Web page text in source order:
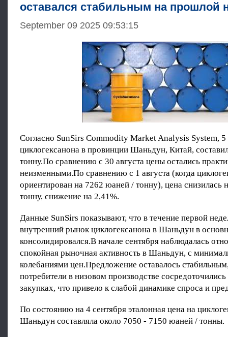
оставался стабильным на прошлой
September 09 2025 09:53:15
Согласно SunSirs Commodity Market Analysis System, 5
циклогексанона в провинции Шаньдун, Китай,
тонну.По сравнению с 30 августа цены остались
неизменными.По сравнению с 1 августа (когда
ориентирован на 7262 юаней / тонну), цена снизилась
тонну, снижение на 2,41%.
Данные SunSirs показывают, что в течение первой
внутренний рынок циклогексанона в Шаньдун в
консолидировался.В начале сентября наблюдалась
спокойная рыночная активность в Шаньдун, с
колебаниями цен.Предложение оставалось
потребители в низовом производстве
закупках, что привело к слабой динамике спроса и
По состоянию на 4 сентября эталонная цена на
Шаньдун составляла около 7050 - 7150 юаней / тонны.